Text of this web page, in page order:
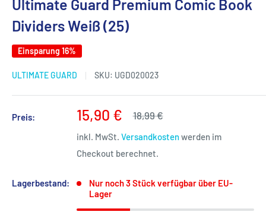
Ultimate Guard Premium Comic Book
Dividers Weiß (25)
Einsparung 16%
ULTIMATE GUARD SKU: UGD020023
Preis: Sonderpreis
15,90 € Normalpreis
18,99 €
inkl. MwSt. Versandkostenwerden im
Checkout berechnet.
Lagerbestand:
Nur noch 3 Stück verfügbar über EU-
Lager